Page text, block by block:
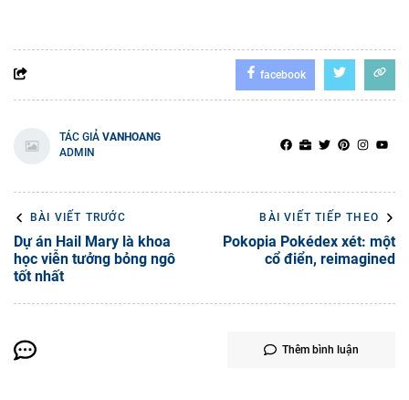
facebook
TÁC GIẢ VANHOANG
ADMIN
BÀI VIẾT TRƯỚC
Dự án Hail Mary là khoa
học viễn tưởng bỏng ngô
tốt nhất
BÀI VIẾT TIẾP THEO
Pokopia Pokédex xét: một
cổ điển, reimagined
Thêm bình luận